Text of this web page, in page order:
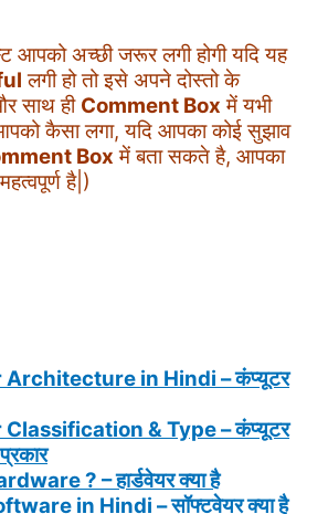
आपको अच्छी जरूर लगी होगी यदि यह
लगी हो तो इसे अपने दोस्तो के
साथ ही Comment Box में यभी
कैसा लगा, यदि आपका कोई सुझाव
Box में बता सकते है, आपका
है|)
in Hindi – कंप्यूटर
& Type – कंप्यूटर
? – हार्डवेयर क्या है
in Hindi – सॉफ्टवेयर क्या है